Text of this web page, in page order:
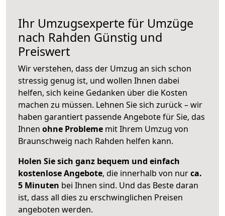
Ihr Umzugsexperte für Umzüge
nach Rahden Günstig und
Preiswert
Wir verstehen, dass der Umzug an sich schon
stressig genug ist, und wollen Ihnen dabei
helfen, sich keine Gedanken über die Kosten
machen zu müssen. Lehnen Sie sich zurück – wir
haben garantiert passende Angebote für Sie, das
Ihnen ohne Probleme mit Ihrem Umzug von
Braunschweig nach Rahden helfen kann.
Holen Sie sich ganz bequem und einfach
kostenlose Angebote, die innerhalb von nurca.
5 Minuten bei Ihnen sind. Und das Beste daran
ist, dass all dies zu erschwinglichen Preisen
angeboten werden.